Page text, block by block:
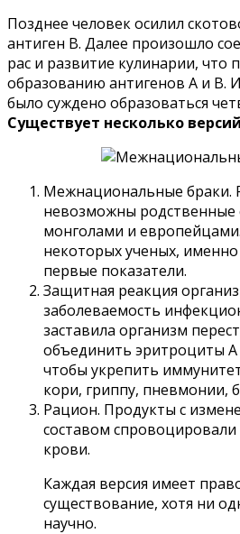
Позднее человек осилил
антиген В. Далее произошло
рас и развитие кулинарии, что
образованию антигенов А и В.
было суждено образоваться
Существует несколько
Межнациональные браки.
невозможны родственные
монголами и
некоторых ученых,
первые показатели.
Защитная реакция
заболеваемость
заставила организм
объединить эритроциты
чтобы укрепить
кори, гриппу, пневмонии,
Рацион. Продукты с
составом
крови.
Каждая версия имеет
существование, хотя ни
научно.